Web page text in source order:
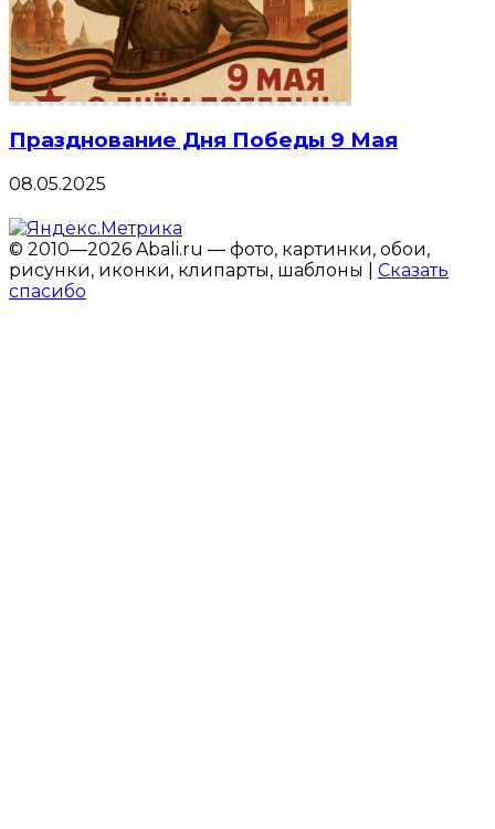
Празднование Дня Победы 9 Мая
08.05.2025
© 2010—2026 Abali.ru — фото, картинки, обои,
рисунки, иконки, клипарты, шаблоны | Сказать
спасибо